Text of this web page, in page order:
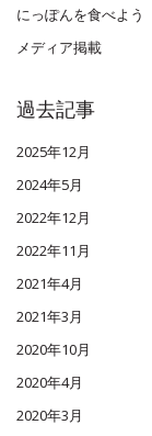
にっぽんを食べよう
メディア掲載
過去記事
2025年12月
2024年5月
2022年12月
2022年11月
2021年4月
2021年3月
2020年10月
2020年4月
2020年3月